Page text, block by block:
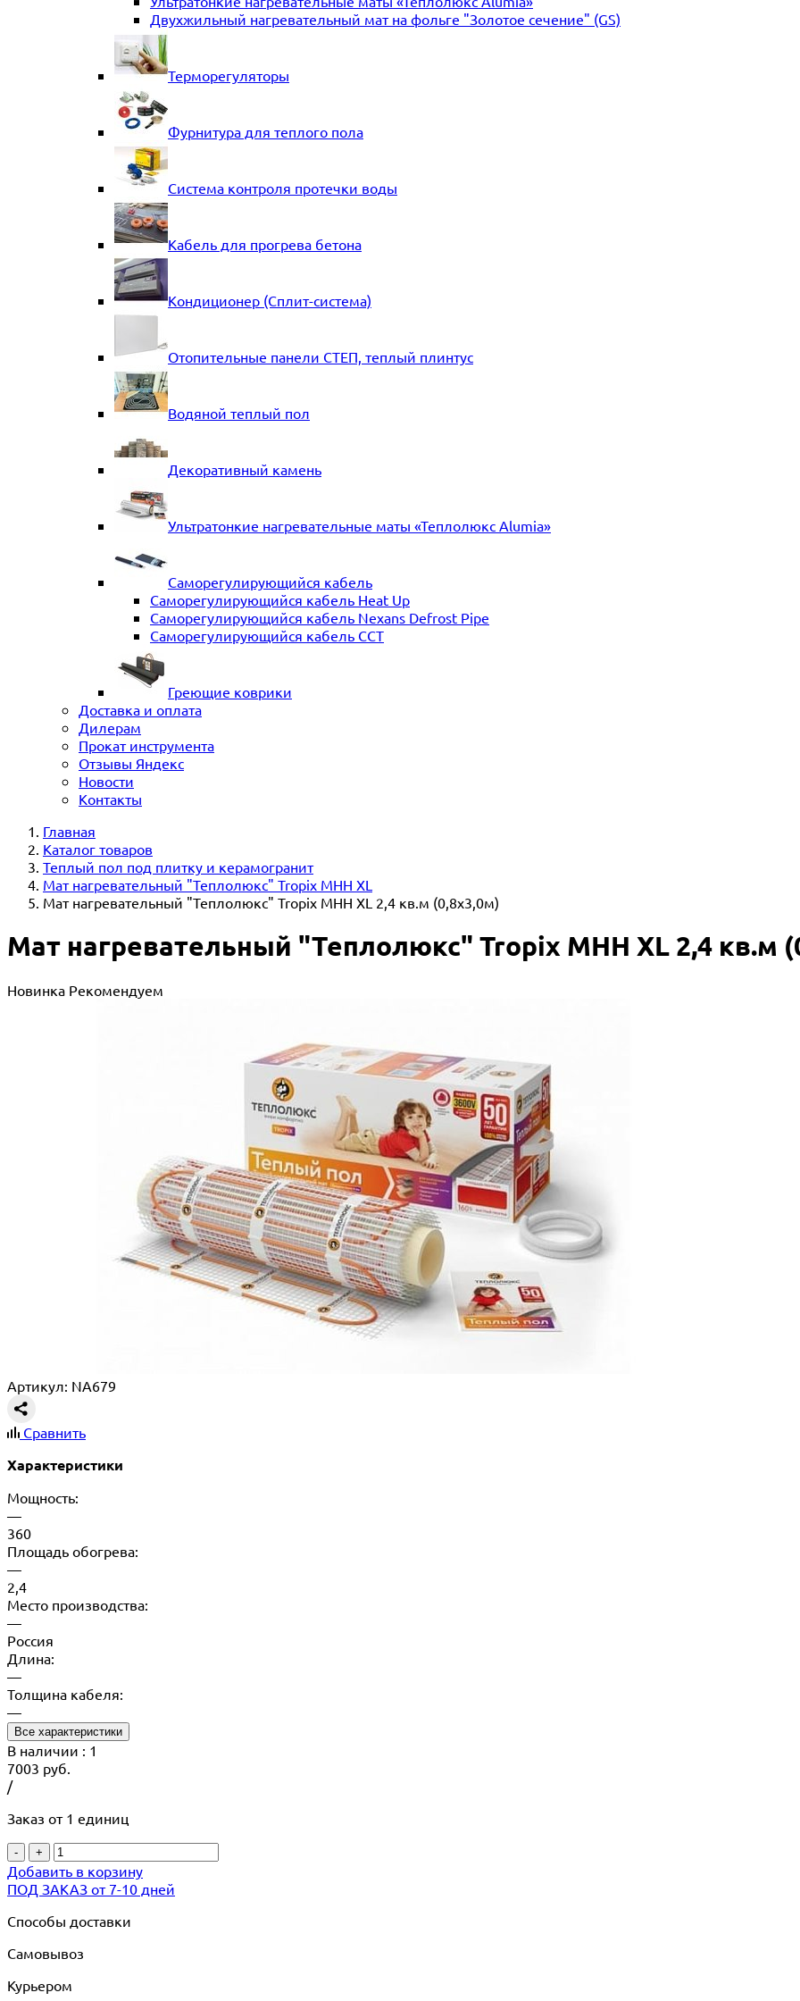
Двухжильный нагревательный мат на фольге "Золотое сечение" (GS)
Терморегуляторы
Фурнитура для теплого пола
Система контроля протечки воды
Кабель для прогрева бетона
Кондиционер (Сплит-система)
Отопительные панели СТЕП, теплый плинтус
Водяной теплый пол
Декоративный камень
Ультратонкие нагревательные маты «Теплолюкс Alumia»
Саморегулирующийся кабель
Саморегулирующийся кабель Heat Up
Саморегулирующийся кабель Nexans Defrost Pipe
Саморегулирующийся кабель ССТ
Греющие коврики
Доставка и оплата
Дилерам
Прокат инструмента
Отзывы Яндекс
Новости
Контакты
Главная
Каталог товаров
Теплый пол под плитку и керамогранит
Мат нагревательный "Теплолюкс" Tropix МНН XL
Мат нагревательный "Теплолюкс" Tropix МНН XL 2,4 кв.м (0,8х3,0м)
Мат нагревательный "Теплолюкс" Tropix МНН XL 2,4 кв.м
Новинка Рекомендуем
Артикул: NA679
Сравнить
Характеристики
Мощность:
—
360
Площадь обогрева:
—
2,4
Место производства:
—
Россия
Длина:
—
Толщина кабеля:
—
Все характеристики
В наличии : 1
7003 руб.
/
Заказ от 1 единиц
- +
Добавить в корзину
ПОД ЗАКАЗ от 7-10 дней
Способы доставки
Самовывоз
Курьером